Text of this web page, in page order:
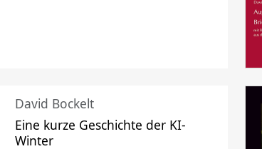
David Bockelt
Eine kurze Geschichte der KI-
Winter